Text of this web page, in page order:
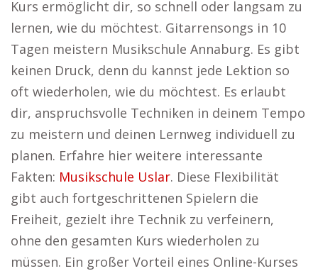
Kurs ermöglicht dir, so schnell oder langsam zu
lernen, wie du möchtest. Gitarrensongs in 10
Tagen meistern Musikschule Annaburg. Es gibt
keinen Druck, denn du kannst jede Lektion so
oft wiederholen, wie du möchtest. Es erlaubt
dir, anspruchsvolle Techniken in deinem Tempo
zu meistern und deinen Lernweg individuell zu
planen. Erfahre hier weitere interessante
Fakten: Musikschule Uslar. Diese Flexibilität
gibt auch fortgeschrittenen Spielern die
Freiheit, gezielt ihre Technik zu verfeinern,
ohne den gesamten Kurs wiederholen zu
müssen. Ein großer Vorteil eines Online-Kurses